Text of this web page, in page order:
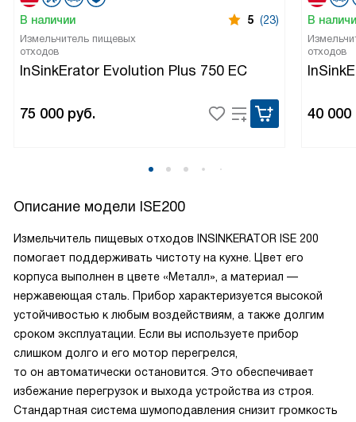
В наличии 5 (23)
Измельчитель пищевых
отходов
InSinkErator Evolution Plus 750 EC
75 000 руб.
В
отходов
40 000
Описание модели ISE200
Измельчитель пищевых отходов INSINKERATOR ISE 200
помогает поддерживать чистоту на кухне. Цвет его
корпуса выполнен в цвете «Металл», а материал —
нержавеющая сталь. Прибор характеризуется высокой
устойчивостью к любым воздействиям, а также долгим
сроком эксплуатации. Если вы используете прибор
слишком долго и его мотор перегрелся,
то он автоматически остановится. Это обеспечивает
избежание перегрузок и выхода устройства из строя.
Стандартная система шумоподавления снизит громкость